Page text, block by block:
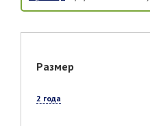
Размер
2 года